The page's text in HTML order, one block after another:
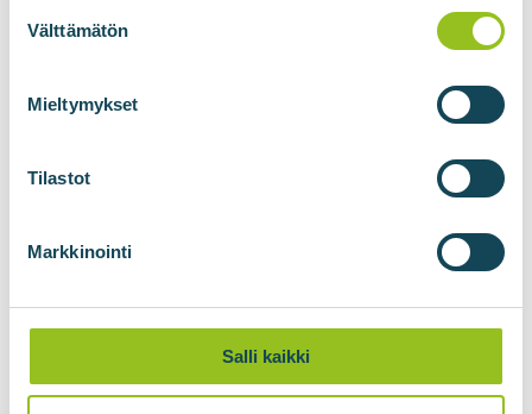
valinta
Välttämätön
Mieltymykset
Tilastot
Markkinointi
Salli kaikki
gaasi transpordiks
Gaasi survestamine
Biometaani vedeldamine